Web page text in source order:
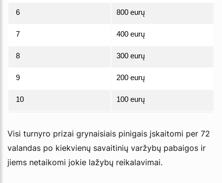
6 800 eurų
7 400 eurų
8 300 eurų
9 200 eurų
10 100 eurų
Visi turnyro prizai grynaisiais pinigais įskaitomi per 72
valandas po kiekvienų savaitinių varžybų pabaigos ir
jiems netaikomi jokie lažybų reikalavimai.